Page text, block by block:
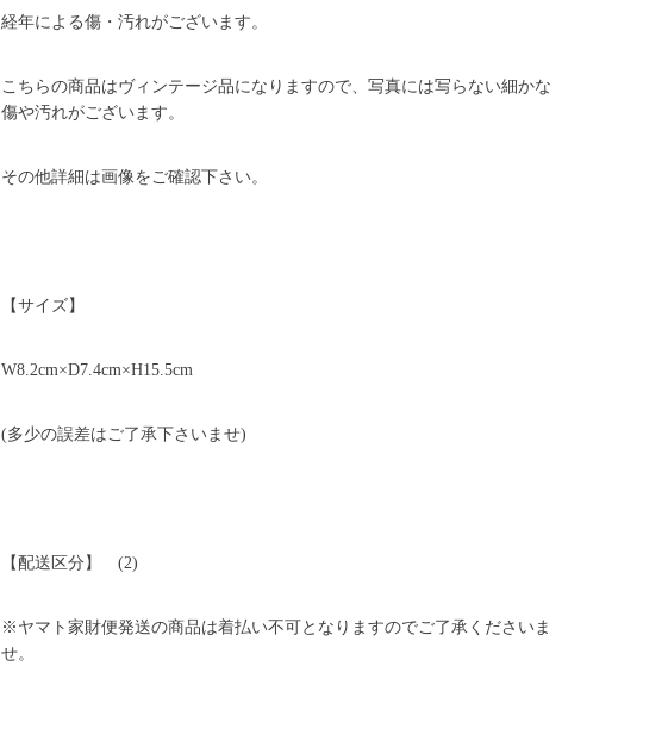
経年による傷・汚れがございます。
こちらの商品はヴィンテージ品になりますので、写真には写らない細かな
傷や汚れがございます。
その他詳細は画像をご確認下さい。
【サイズ】
W8.2cm×D7.4cm×H15.5cm
(多少の誤差はご了承下さいませ)
【配送区分】 (2)
※ヤマト家財便発送の商品は着払い不可となりますのでご了承くださいま
せ。